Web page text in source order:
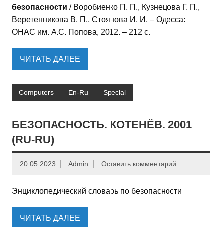
безопасности / Воробиенко П. П., Кузнецова Г. П.,
Веретенникова В. П., Стоянова И. И. – Одесса:
ОНАС им. А.С. Попова, 2012. – 212 с.
ЧИТАТЬ ДАЛЕЕ
Computers En-Ru Special
БЕЗОПАСНОСТЬ. КОТЕНЁВ. 2001
(RU-RU)
20.05.2023 Admin Оставить комментарий
Энциклопедический словарь по безопасности
ЧИТАТЬ ДАЛЕЕ